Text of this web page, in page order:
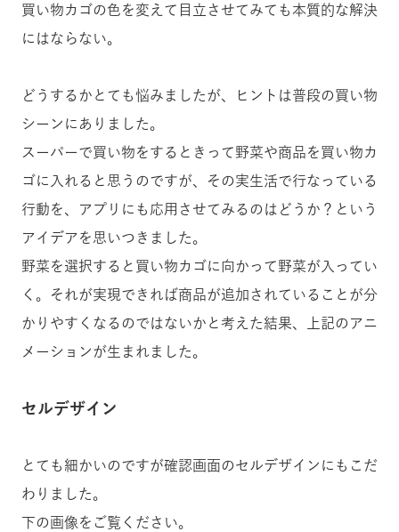
買い物カゴの色を変えて目立させてみても本質的な解決
にはならない。
どうするかとても悩みましたが、ヒントは普段の買い物
シーンにありました。
スーパーで買い物をするときって野菜や商品を買い物カ
ゴに入れると思うのですが、その実生活で行なっている
行動を、アプリにも応用させてみるのはどうか？という
アイデアを思いつきました。
野菜を選択すると買い物カゴに向かって野菜が入ってい
く。それが実現できれば商品が追加されていることが分
かりやすくなるのではないかと考えた結果、上記のアニ
メーションが生まれました。
セルデザイン
とても細かいのですが確認画面のセルデザインにもこだ
わりました。
下の画像をご覧ください。